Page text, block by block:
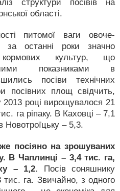
структури посівів на
області.
питомої ваги овоче-
за останні роки значно
культур, що
показниками в
посіви технічних
посівних площ свідчить,
році вирощувалося 21
га ріпаку. В Каховці – 7,1
Новотроїцьку – 5,3.
посіяно на зрошуваних
В Чаплинці – 3,4 тис. га,
– 1,2. Посів соняшнику
га. Звичайно, з одного